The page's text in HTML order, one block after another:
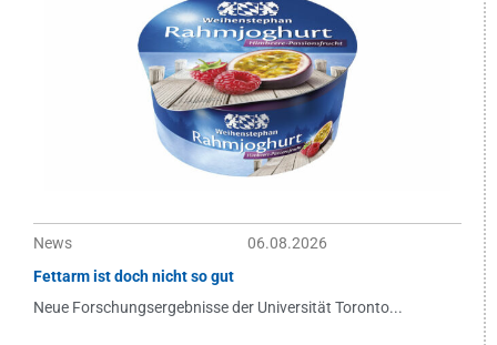
News
06.08.2026
Fettarm ist doch nicht so gut
Neue Forschungsergebnisse der Universität Toronto...